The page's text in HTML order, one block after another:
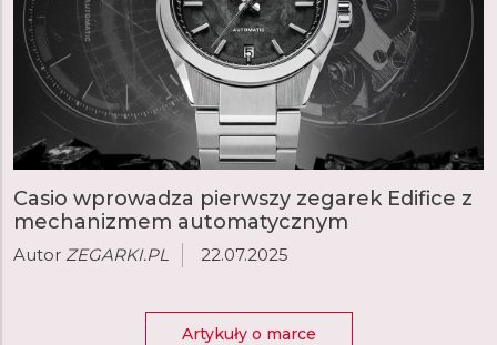
Casio wprowadza pierwszy zegarek Edifice z
mechanizmem automatycznym
Autor ZEGARKI.PL 22.07.2025
Artykuły o marce